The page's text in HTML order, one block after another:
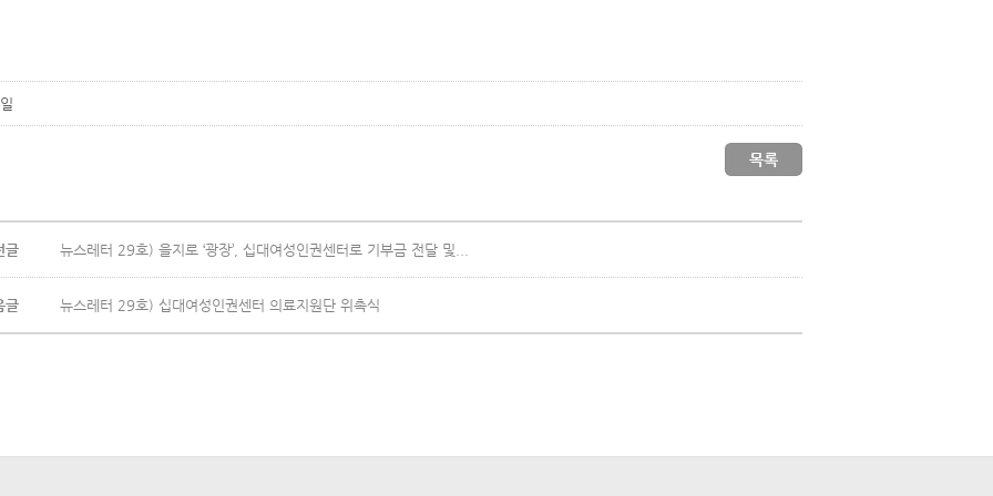
글 뉴스레터 29호) 을지로 ‘광장’, 십대여성인권센터로 기부금 전달 및...
글 뉴스레터 29호) 십대여성인권센터 의료지원단 위촉식